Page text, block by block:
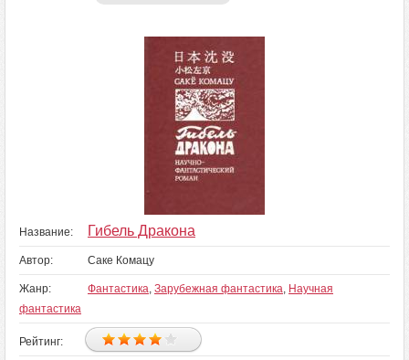
Название: Гибель Дракона
Автор: Саке Комацу
Жанр: Фантастика, Зарубежная фантастика, Научная
фантастика
Рейтинг: